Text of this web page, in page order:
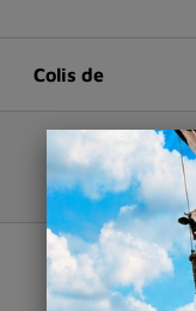
Colis de
1
1